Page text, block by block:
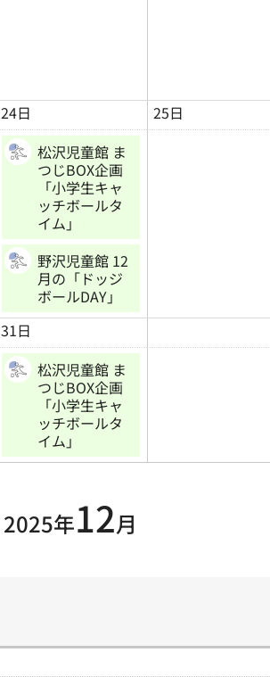
24日
25日
松沢児童館 ま
つじBOX企画
「小学生キャ
ッチボールタ
イム」
野沢児童館 12
月の「ドッジ
ボールDAY」
31日
松沢児童館 ま
つじBOX企画
「小学生キャ
ッチボールタ
イム」
2025年12月